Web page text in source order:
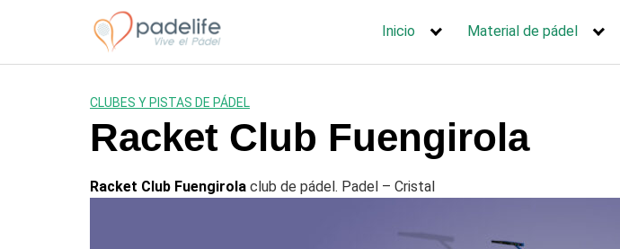
Inicio Material de pádel
CLUBES Y PISTAS DE PÁDEL
Racket Club Fuengirola
Racket Club Fuengirola club de pádel. Padel – Cristal